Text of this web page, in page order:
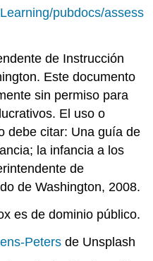
pubdocs/assess
de Instrucción
Este documento
sin permiso para
El uso o
debe citar: Una guía de
la infancia a los
de
de Washington, 2008.
es de dominio público.
Peters de Unsplash